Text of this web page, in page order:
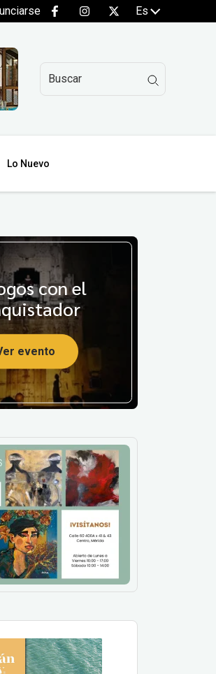
Es
Lo Nuevo
con el
evento